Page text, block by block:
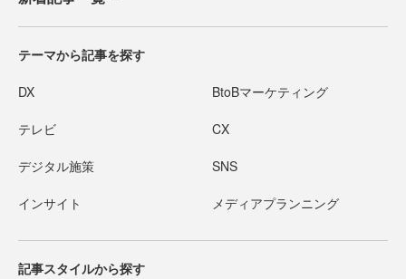
テーマから記事を探す
DX BtoBマーケティング
テレビ CX
デジタル施策 SNS
インサイト メディアプランニング
記事スタイルから探す